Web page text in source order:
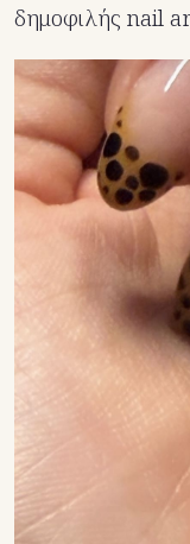
δημοφιλής nail